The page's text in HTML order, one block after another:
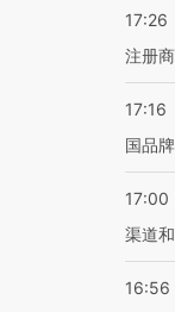
17:26
注册
17:16
国品
17:00
渠道
16:56